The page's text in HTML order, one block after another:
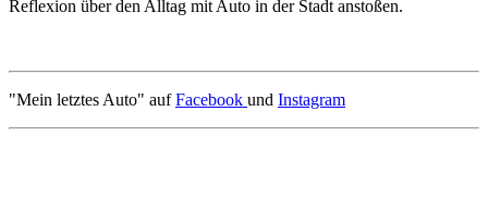
Reflexion über den Alltag mit Auto in der Stadt anstoßen.
"Mein letztes Auto" aufFacebook und Instagram